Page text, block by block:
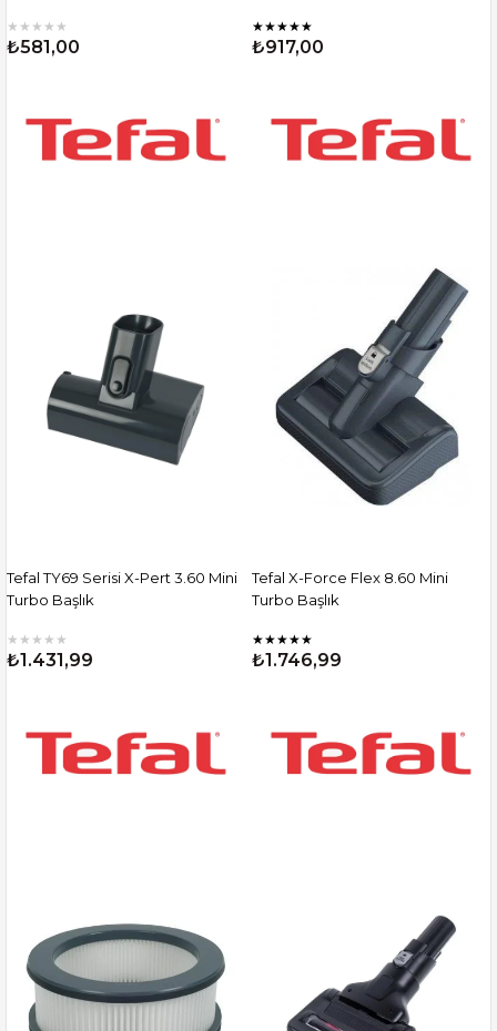
★ ★ ★ ★ ★
₺581,00
★★★★★
₺917,00
Tefal TY69 Serisi X-Pert 3.60 Mini
Turbo Başlık
★ ★ ★ ★ ★
₺1.431,99
Tefal X-Force Flex 8.60 Mini
Turbo Başlık
★★★★★
₺1.746,99